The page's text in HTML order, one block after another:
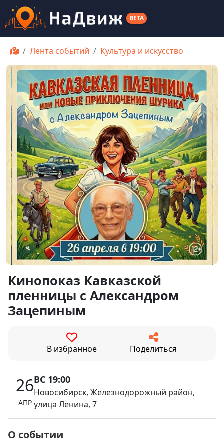
BETA
Лента событий Культура и искусство
Кинопоказ Кавказской
пленницы с Александром
Зацепиным
В избранное Поделиться
26
АПР
ВС 19:00
Новосибирск, Железнодорожный район,
улица Ленина, 7
О событии